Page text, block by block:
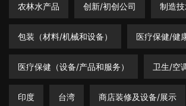
农林水产品 创新/初创公司 制造
包装（材料/机械和设备） 医疗保健/健
医疗保健（设备/产品和服务） 卫生/空
印度 台湾 商店装修及设备/展示